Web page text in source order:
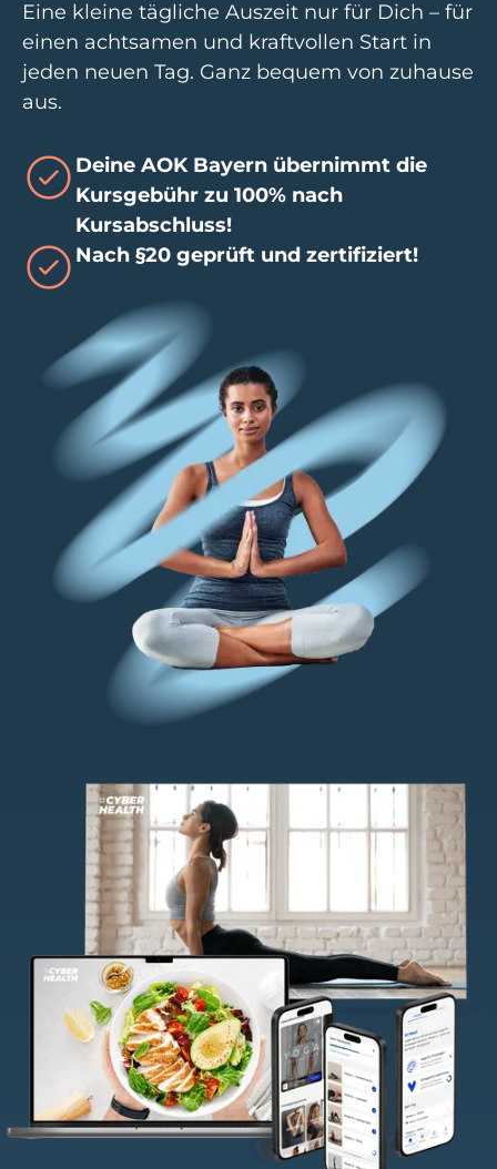
Eine kleine tägliche Auszeit nur für Dich – für
einen achtsamen und kraftvollen Start in
jeden neuen Tag. Ganz bequem von zuhause
aus.
Deine AOK Bayern übernimmt die
Kursgebühr zu 100% nach
Kursabschluss!
Nach §20 geprüft und zertifiziert!